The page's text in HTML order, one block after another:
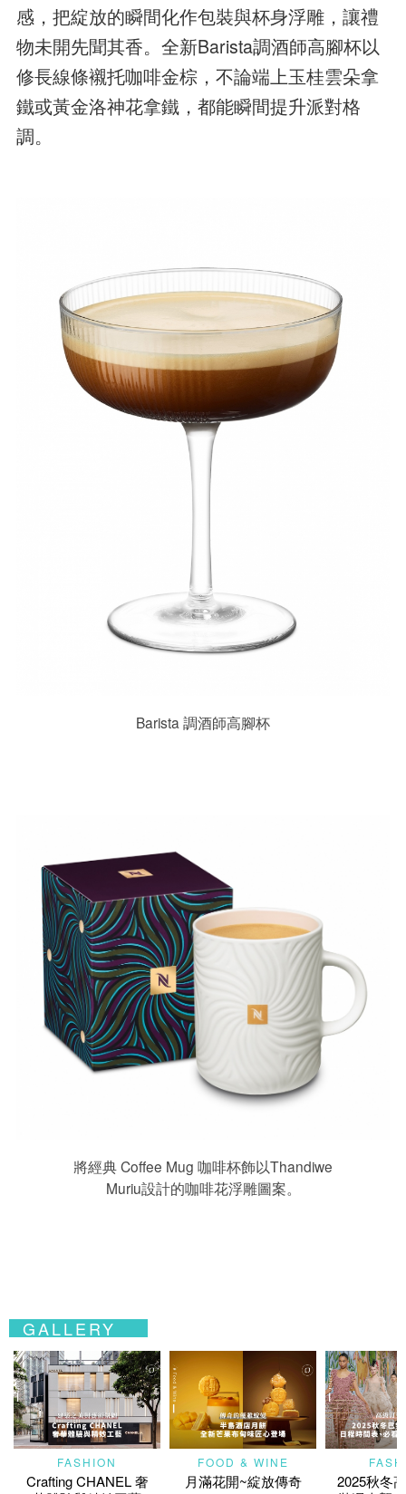
感，把綻放的瞬間化作包裝與杯身浮雕，讓禮
物未開先聞其香。全新Barista調酒師高腳杯以
修長線條襯托咖啡金棕，不論端上玉桂雲朵拿
鐵或黃金洛神花拿鐵，都能瞬間提升派對格
調。
Barista 調酒師高腳杯
將經典 Coffee Mug 咖啡杯飾以Thandiwe
Muriu設計的咖啡花浮雕圖案。
GALLERY
FASHION
Crafting CHANEL 奢
FOOD & WINE
月滿花開~綻放傳奇
2025秋冬